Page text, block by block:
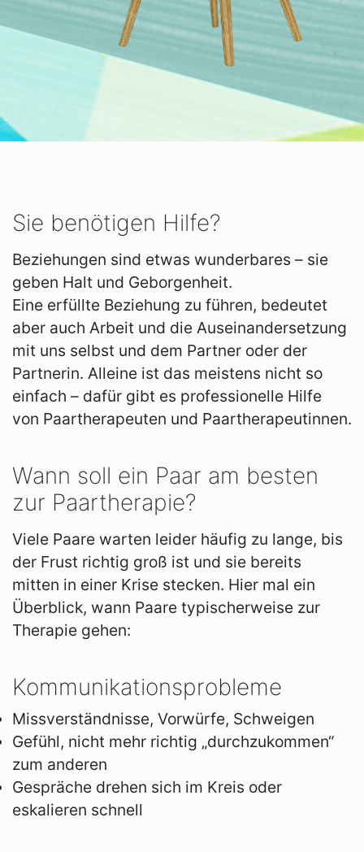
Sie benötigen Hilfe?
Beziehungen sind etwas wunderbares – sie
geben Halt und Geborgenheit.
Eine erfüllte Beziehung zu führen, bedeutet
aber auch Arbeit und die Auseinandersetzung
mit uns selbst und dem Partner oder der
Partnerin. Alleine ist das meistens nicht so
einfach – dafür gibt es professionelle Hilfe
von Paartherapeuten und Paartherapeutinnen.
Wann soll ein Paar am besten
zur Paartherapie?
Viele Paare warten leider häufig zu lange, bis
der Frust richtig groß ist und sie bereits
mitten in einer Krise stecken. Hier mal ein
Überblick, wann Paare typischerweise zur
Therapie gehen:
Kommunikationsprobleme
Missverständnisse, Vorwürfe, Schweigen
Gefühl, nicht mehr richtig „durchzukommen“
zum anderen
Gespräche drehen sich im Kreis oder
eskalieren schnell